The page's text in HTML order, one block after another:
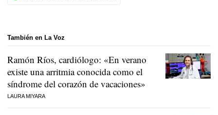
También en La Voz
Ramón Ríos, cardiólogo: «En verano
existe una arritmia conocida como el
síndrome del corazón de vacaciones»
LAURA MIYARA